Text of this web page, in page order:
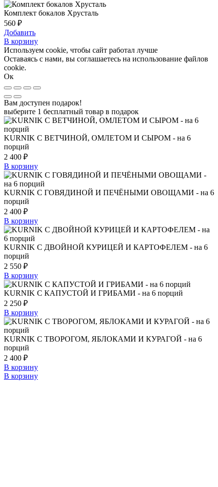
Комплект бокалов Хрусталь
560 ₽
Добавить
В корзину
Используем cookie, чтобы сайт работал лучше
Оставаясь с нами, вы соглашаетесь на использование файлов
cookie.
Ок
Вам доступен подарок!
выберите 1 бесплатный товар в подарок
KURNIK С ВЕТЧИНОЙ, ОМЛЕТОМ И СЫРОМ - на 6
порций
2 400 ₽
В корзину
KURNIK С ГОВЯДИНОЙ И ПЕЧЁНЫМИ ОВОЩАМИ - на 6
порций
2 400 ₽
В корзину
KURNIK С ДВОЙНОЙ КУРИЦЕЙ И КАРТОФЕЛЕМ - на 6
порций
2 550 ₽
В корзину
KURNIK С КАПУСТОЙ И ГРИБАМИ - на 6 порций
2 250 ₽
В корзину
KURNIK С ТВОРОГОМ, ЯБЛОКАМИ И КУРАГОЙ - на 6
порций
2 400 ₽
В корзину
В корзину